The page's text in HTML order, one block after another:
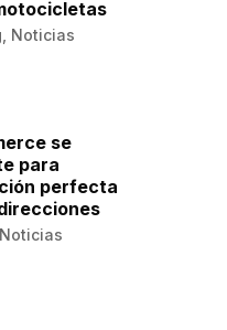
Noticias
se
para
perfecta
Noticias